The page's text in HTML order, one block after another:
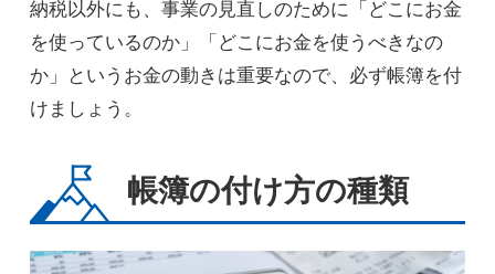
納税以外にも、事業の見直しのために「どこにお金
を使っているのか」「どこにお金を使うべきなの
か」というお金の動きは重要なので、必ず帳簿を付
けましょう。
帳簿の付け方の種類